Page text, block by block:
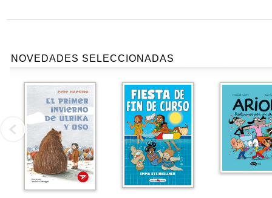
NOVEDADES SELECCIONADAS